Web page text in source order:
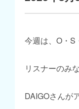
今週は、O・S
リスナーのみ
DAIGOさんが